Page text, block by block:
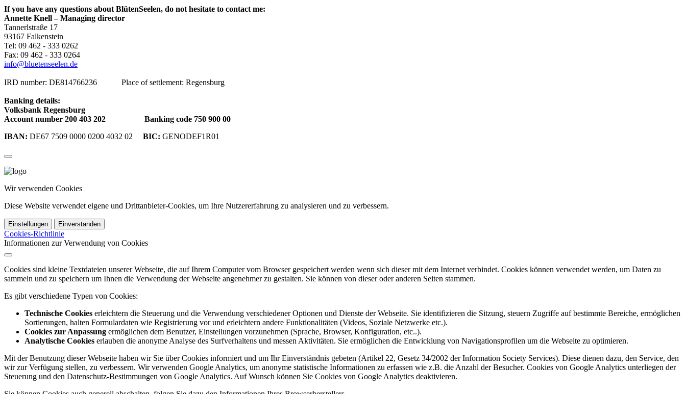
If you have any questions about BlütenSeelen, do not hesitate to contact me:
Annette Knell – Managing director
Tannerlstraße 17
93167 Falkenstein
Tel: 09 462 - 333 0262
Fax: 09 462 - 333 0264
info@bluetenseelen.de
IRD number: DE814766236 Place of settlement: Regensburg
Banking details:
Volksbank Regensburg
Account number 200 403 202 Banking code 750 900 00
IBAN: DE67 7509 0000 0200 4032 02 BIC: GENODEF1R01
Wir verwenden Cookies
Diese Website verwendet eigene und Drittanbieter-Cookies, um Ihre Nutzererfahrung zu analysieren und zu verbessern.
Einstellungen Einverstanden
Cookies-Richtlinie
Informationen zur Verwendung von Cookies
Cookies sind kleine Textdateien unserer Webseite, die auf Ihrem Computer vom Browser gespeichert werden wenn sich dieser mit dem Internet verbindet. Cookies können verwendet werden, um Daten zu
sammeln und zu speichern um Ihnen die Verwendung der Webseite angenehmer zu gestalten. Sie können von dieser oder anderen Seiten stammen.
Es gibt verschiedene Typen von Cookies:
Technische Cookies erleichtern die Steuerung und die Verwendung verschiedener Optionen und Dienste der Webseite. Sie identifizieren die Sitzung, steuern Zugriffe auf bestimmte Bereiche, ermöglichen
Sortierungen, halten Formulardaten wie Registrierung vor und erleichtern andere Funktionalitäten (Videos, Soziale Netzwerke etc.).
Cookies zur Anpassung ermöglichen dem Benutzer, Einstellungen vorzunehmen (Sprache, Browser, Konfiguration, etc..).
Analytische Cookies erlauben die anonyme Analyse des Surfverhaltens und messen Aktivitäten. Sie ermöglichen die Entwicklung von Navigationsprofilen um die Webseite zu optimieren.
Mit der Benutzung dieser Webseite haben wir Sie über Cookies informiert und um Ihr Einverständnis gebeten (Artikel 22, Gesetz 34/2002 der Information Society Services). Diese dienen dazu, den Service, den
wir zur Verfügung stellen, zu verbessern. Wir verwenden Google Analytics, um anonyme statistische Informationen zu erfassen wie z.B. die Anzahl der Besucher. Cookies von Google Analytics unterliegen der
Steuerung und den Datenschutz-Bestimmungen von Google Analytics. Auf Wunsch können Sie Cookies von Google Analytics deaktivieren.